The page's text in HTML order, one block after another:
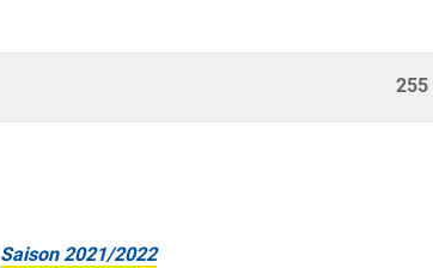
255
Saison 2021/2022